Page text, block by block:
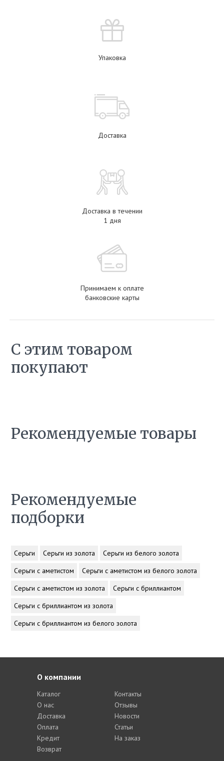
Упаковка
Доставка
Доставка в течении
1 дня
Принимаем к оплате
банковские карты
С этим товаром
покупают
Рекомендуемые товары
Рекомендуемые
подборки
Серьги Серьги из золота
Серьги из белого золота
Серьги с аметистом
Серьги с аметистом из белого золота
Серьги с аметистом из золота
Серьги с бриллиантом
Серьги с бриллиантом из золота
Серьги с бриллиантом из белого золота
О компании
Каталог
О нас
Доставка
Оплата
Кредит
Возврат
Контакты
Отзывы
Новости
Статьи
На заказ